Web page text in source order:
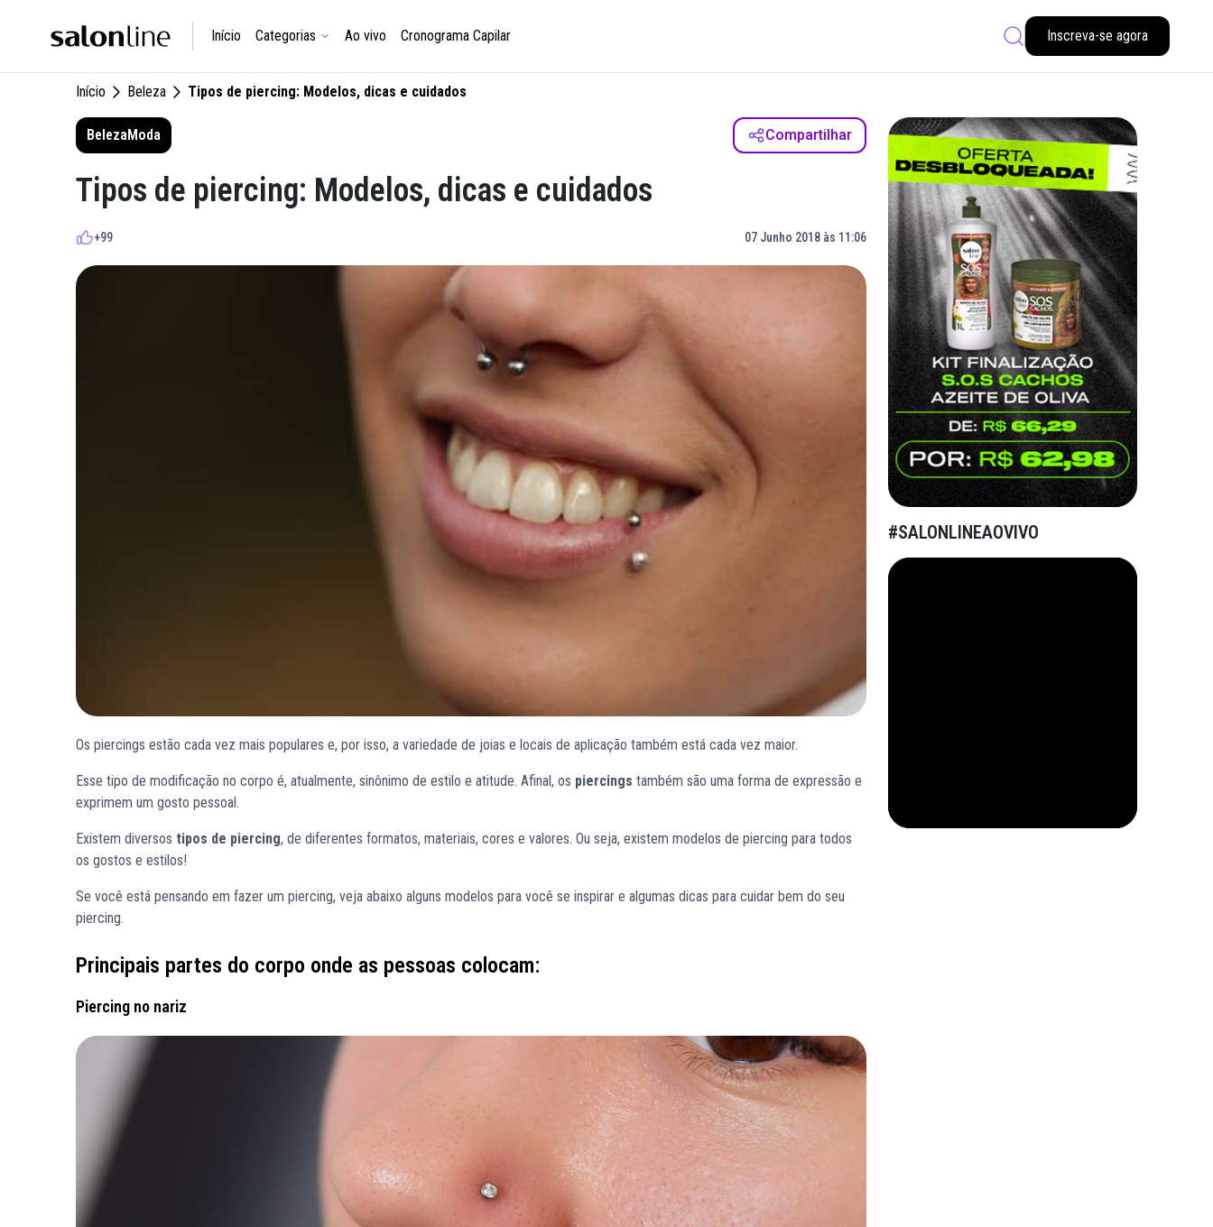
Início Categorias Ao vivo Cronograma Capilar Inscreva-se agora
Início Beleza Tipos de piercing: Modelos, dicas e cuidados
BelezaModa Compartilhar
Tipos de piercing: Modelos, dicas e cuidados
+99 07 Junho 2018 às 11:06
Os piercings estão cada vez mais populares e, por isso, a variedade de joias e locais de aplicação também está cada vez maior.
Esse tipo de modificação no corpo é, atualmente, sinônimo de estilo e atitude. Afinal, os piercings também são uma forma de expressão e
exprimem um gosto pessoal.
Existem diversos tipos de piercing, de diferentes formatos, materiais, cores e valores. Ou seja, existem modelos de piercing para todos
os gostos e estilos!
Se você está pensando em fazer um piercing, veja abaixo alguns modelos para você se inspirar e algumas dicas para cuidar bem do seu
piercing.
Principais partes do corpo onde as pessoas colocam:
Piercing no nariz
#SALONLINEAOVIVO